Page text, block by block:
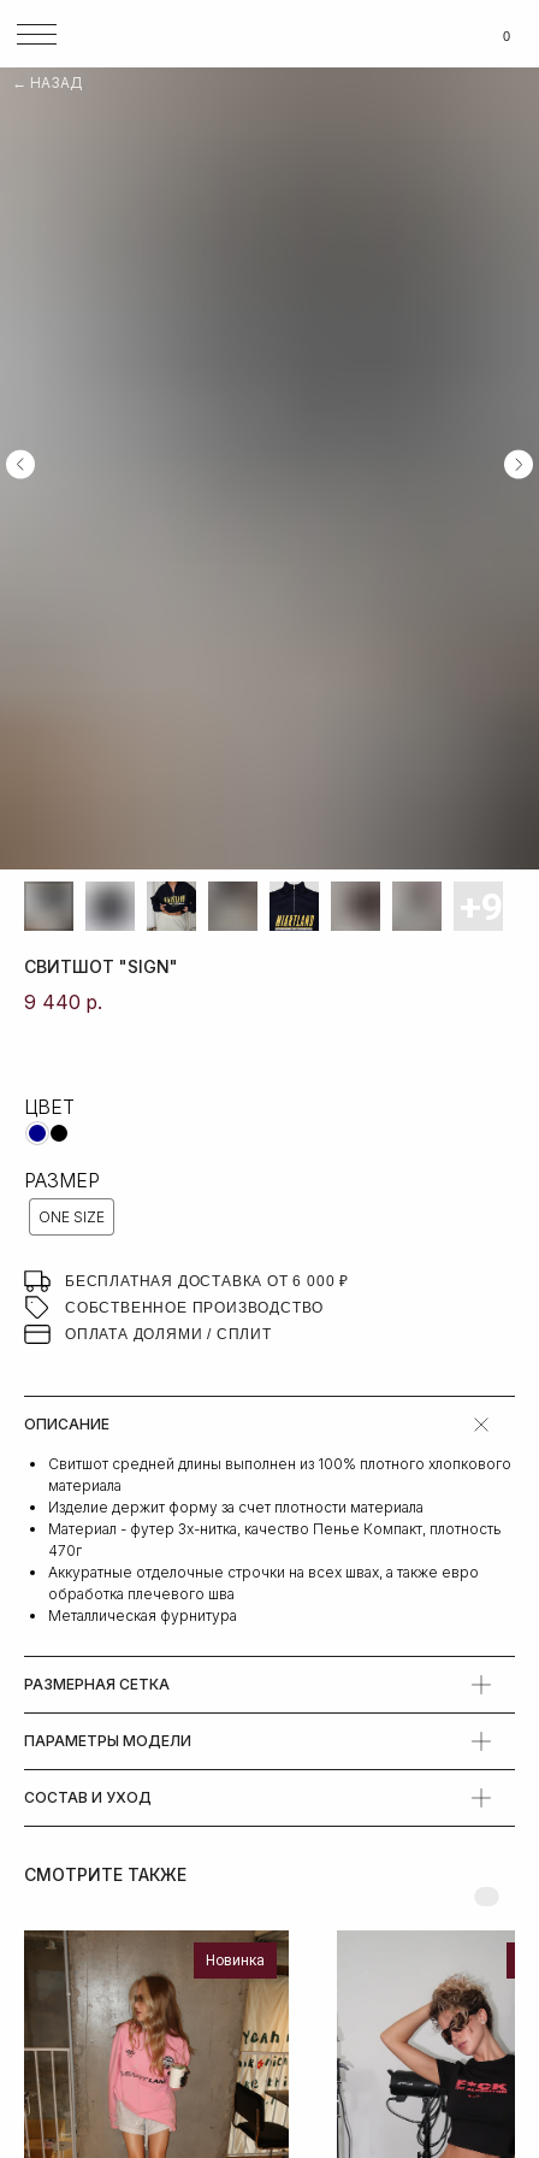
НАЗАД
СВИТШОТ "SIGN"
9 440 р.
ЦВЕТ
РАЗМЕР
ONE SIZE
БЕСПЛАТНАЯ ДОСТАВКА ОТ 6 000 ₽
СОБСТВЕННОЕ ПРОИЗВОДСТВО
ОПЛАТА ДОЛЯМИ / СПЛИТ
ОПИСАНИЕ
Свитшот средней длины выполнен из 100% плотного хлопкового
материала
Изделие держит форму за счет плотности материала
Материал - футер 3х-нитка, качество Пенье Компакт, плотность
470г
Аккуратные отделочные строчки на всех швах, а также евро
обработка плечевого шва
Металлическая фурнитура
РАЗМЕРНАЯ СЕТКА
ПАРАМЕТРЫ МОДЕЛИ
СОСТАВ И УХОД
СМОТРИТЕ ТАКЖЕ
Новинка